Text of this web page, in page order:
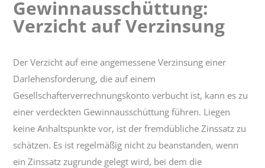
Verzicht
auf
Gewinnausschüttung:
Verzicht auf Verzinsung
Der Verzicht auf eine angemessene Verzinsung einer
Darlehensforderung, die auf einem
Gesellschafterverrechnungskonto verbucht ist, kann es zu
einer verdeckten Gewinnausschüttung führen. Liegen
keine Anhaltspunkte vor, ist der fremdübliche Zinssatz zu
schätzen. Es ist regelmäßig nicht zu beanstanden, wenn
ein Zinssatz zugrunde gelegt wird, bei dem die